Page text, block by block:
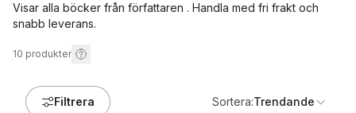
Visar alla böcker från författaren . Handla med fri frakt och
snabb leverans.
10 produkter
Filtrera Sortera:Trendande